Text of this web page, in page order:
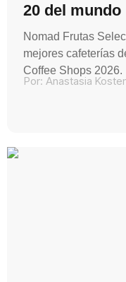
20 del mundo
Nomad Frutas
mejores cafeterías
Coffee Shops 2026.
Por: Anastasia